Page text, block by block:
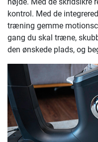
kontrol. Med de
træning gemme
gang du skal træne,
den ønskede plads, og